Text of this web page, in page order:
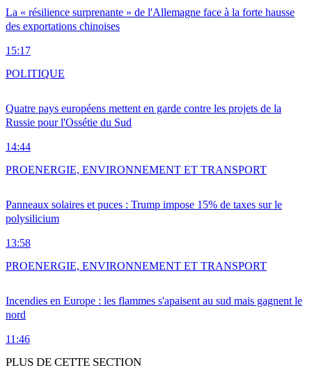
La « résilience surprenante » de l'Allemagne face à la forte hausse
des exportations chinoises
15:17
Quatre pays européens mettent en garde contre les projets de la
Russie pour l'Ossétie du Sud
14:44
POLITIQUE
Panneaux solaires et puces : Trump impose 15% de taxes sur le
polysilicium
13:58
PROENERGIE, ENVIRONNEMENT ET TRANSPORT
Incendies en Europe : les flammes s'apaisent au sud mais gagnent le
nord
11:46
PROENERGIE, ENVIRONNEMENT ET TRANSPORT
PLUS DE CETTE SECTION